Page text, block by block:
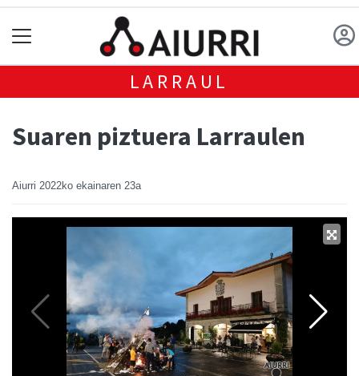
LARRAUL
Suaren piztuera Larraulen
Aiurri 2022ko ekainaren 23a